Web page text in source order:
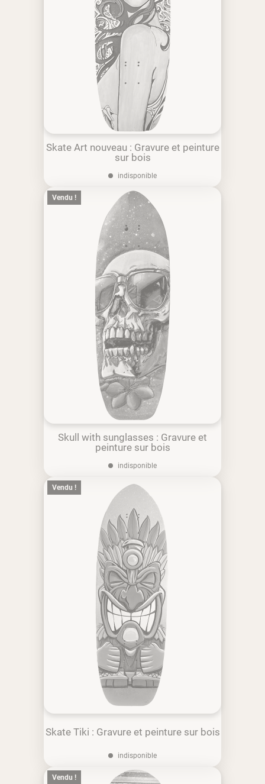
Skate Art nouveau : Gravure et peinture
sur bois
indisponible
Vendu !
Skull with sunglasses : Gravure et
peinture sur bois
indisponible
Vendu !
Skate Tiki : Gravure et peinture sur bois
indisponible
Vendu !